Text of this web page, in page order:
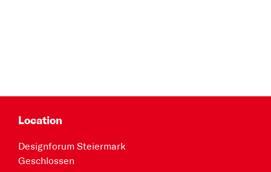
Location
Designforum Steiermark
Geschlossen